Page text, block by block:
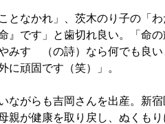
なかれ」、茨木のり子の「
』です」と歯切れ良い。「命
みすゞ（の詩）なら何でも良
に頑固です（笑）」。
がらも吉岡さんを出産。新
親が健康を取り戻し、ぬくも